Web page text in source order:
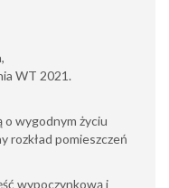
WT 2021.
o wygodnym życiu
rozkład pomieszczeń
wypoczynkową i